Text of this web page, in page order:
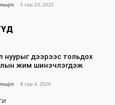
- 5 сар 23, 2025
нуурыг дээрээс тольдох
жим шинэчлэгдэж
- 8 сар 4, 2026